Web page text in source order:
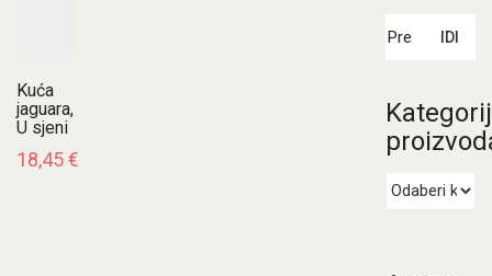
Kuća
jaguara,
U sjeni
18,45€
IDI